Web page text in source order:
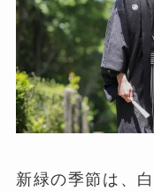
新緑の季節は、